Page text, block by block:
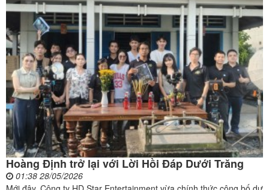
Hoàng Định trở lại với Lời Hồi Đáp Dưới Trăng
01:38 28/05/2026